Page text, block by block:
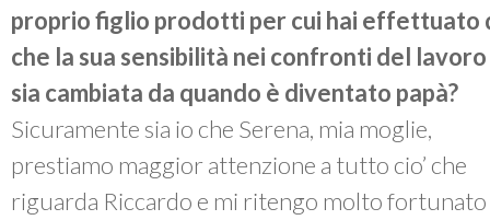
proprio figlio prodotti per cui hai
che la sua sensibilità nei confronti del lavoro
sia cambiata da quando è diventato papà?
Sicuramente sia io che Serena, mia moglie,
prestiamo maggior attenzione a tutto cio’ che
riguarda Riccardo e mi ritengo molto fortunato